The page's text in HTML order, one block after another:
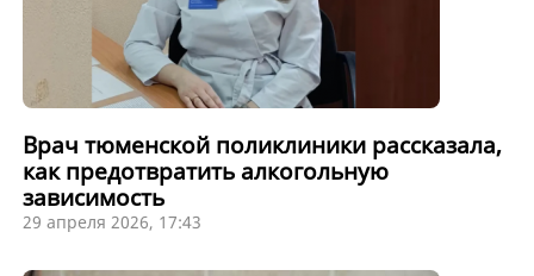
Врач тюменской поликлиники рассказала,
как предотвратить алкогольную
зависимость
29 апреля 2026, 17:43